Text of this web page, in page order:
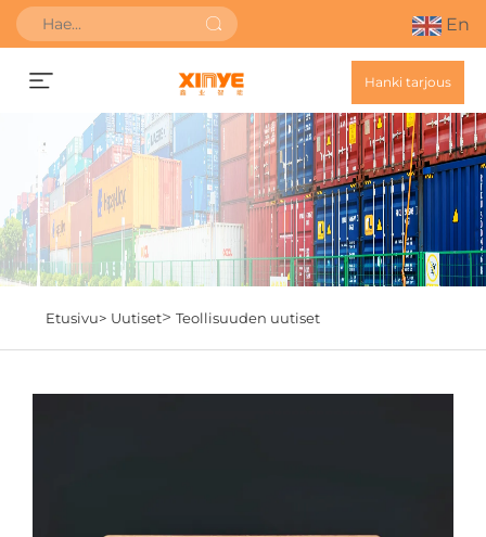
En
Hanki tarjous
Etusivu> Uutiset> Teollisuuden uutiset